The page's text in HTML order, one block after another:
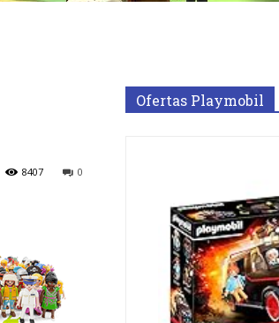
0
8407
Ofertas Playmobil